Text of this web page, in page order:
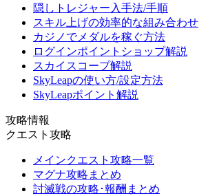
隠しトレジャー入手法/手順
スキル上げの効率的な組み合わせ
カジノでメダルを稼ぐ方法
ログインポイントショップ解説
スカイスコープ解説
SkyLeapの使い方/設定方法
SkyLeapポイント解説
攻略情報
クエスト攻略
メインクエスト攻略一覧
マグナ攻略まとめ
討滅戦の攻略･報酬まとめ